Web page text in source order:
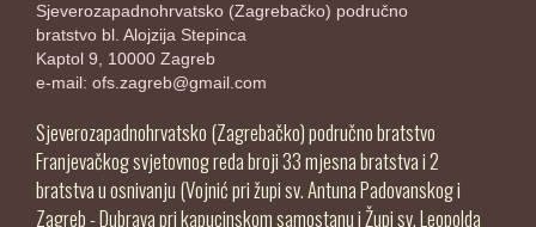
Sjeverozapadnohrvatsko (Zagrebačko) područno
bratstvo bl. Alojzija Stepinca
Kaptol 9, 10000 Zagreb
e-mail: ofs.zagreb@gmail.com
Sjeverozapadnohrvatsko (Zagrebačko) područno bratstvo
Franjevačkog svjetovnog reda broji 33 mjesna bratstva i 2
bratstva u osnivanju (Vojnić pri župi sv. Antuna Padovanskog i
Zagreb - Dubrava pri kapucinskom samostanu i Župi sv. Leopolda